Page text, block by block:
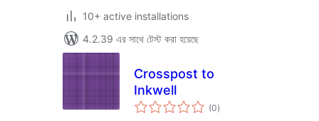
10+ active installations
4.2.39 এর সাথে টেস্ট করা হয়েছে
Crosspost to
Inkwell
(0total
ratings
)